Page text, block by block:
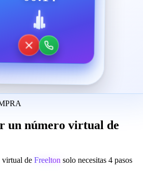
un número virtual de
virtual de Freelton solo necesitas 4 pasos